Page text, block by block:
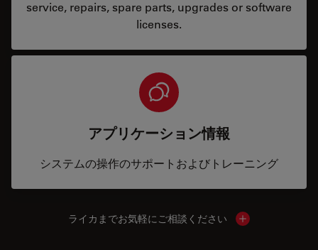
service, repairs, spare parts, upgrades or software
licenses.
アプリケーション情報
システムの操作のサポートおよびトレーニング
ライカまでお気軽にご相談ください Show local